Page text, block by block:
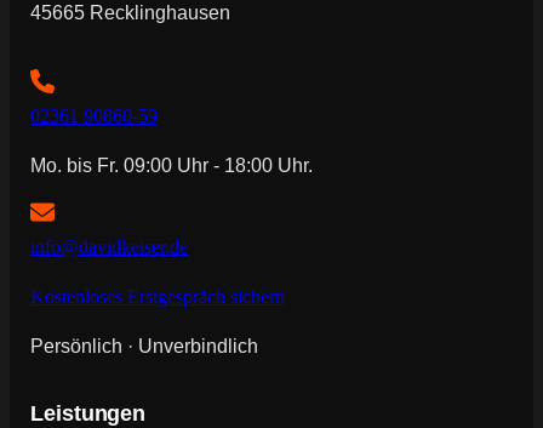
45665 Recklinghausen
02361 90860-59
Mo. bis Fr. 09:00 Uhr - 18:00 Uhr.
info@davidkeiser.de
Kostenloses Erstgespräch sichern
Persönlich · Unverbindlich
Leistungen